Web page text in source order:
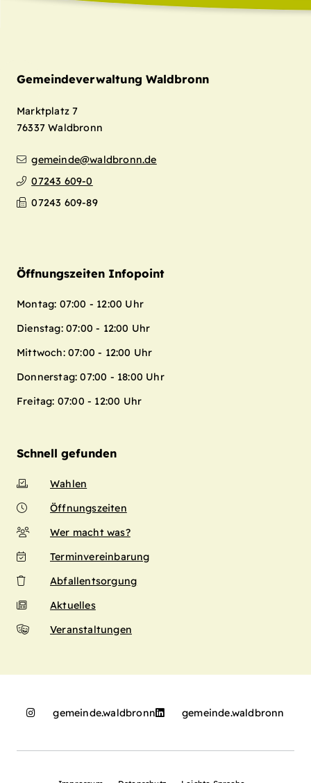
Gemeindeverwaltung Waldbronn
Marktplatz 7
76337 Waldbronn
gemeinde@waldbronn.de
07243 609-0
07243 609-89
Öffnungszeiten Infopoint
Montag: 07:00 - 12:00 Uhr
Dienstag: 07:00 - 12:00 Uhr
Mittwoch: 07:00 - 12:00 Uhr
Donnerstag: 07:00 - 18:00 Uhr
Freitag: 07:00 - 12:00 Uhr
Schnell gefunden
Wahlen
Öffnungszeiten
Wer macht was?
Terminvereinbarung
Abfallentsorgung
Aktuelles
Veranstaltungen
gemeinde.waldbronn gemeinde.waldbronn